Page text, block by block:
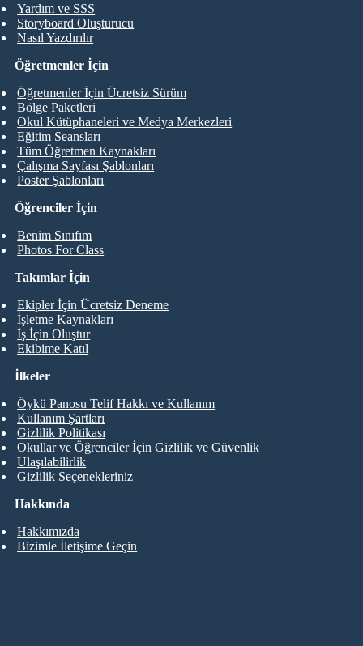
Yardım ve SSS
Storyboard Oluşturucu
Nasıl Yazdırılır
Öğrenciler İçin
Benim Sınıfım
Photos For Class
Öğretmenler İçin
Öğretmenler İçin Ücretsiz Sürüm
Bölge Paketleri
Okul Kütüphaneleri ve Medya Merkezleri
Eğitim Seansları
Tüm Öğretmen Kaynakları
Çalışma Sayfası Şablonları
Poster Şablonları
Takımlar İçin
Ekipler İçin Ücretsiz Deneme
İşletme Kaynakları
İş İçin Oluştur
Ekibime Katıl
Hakkında
Hakkımızda
Bizimle İletişime Geçin
İlkeler
Öykü Panosu Telif Hakkı ve Kullanım
Kullanım Şartları
Gizlilik Politikası
Okullar ve Öğrenciler İçin Gizlilik ve Güvenlik
Ulaşılabilirlik
Gizlilik Seçenekleriniz